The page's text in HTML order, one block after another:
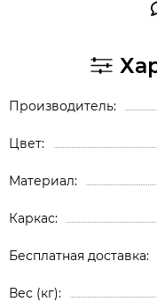
Производитель
Цвет
Материал
Каркас
Бесплатная доставка
Вес (кг)